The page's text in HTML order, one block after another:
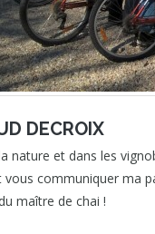
DECROIX
nature et dans les
vous communiquer ma
maître de chai !